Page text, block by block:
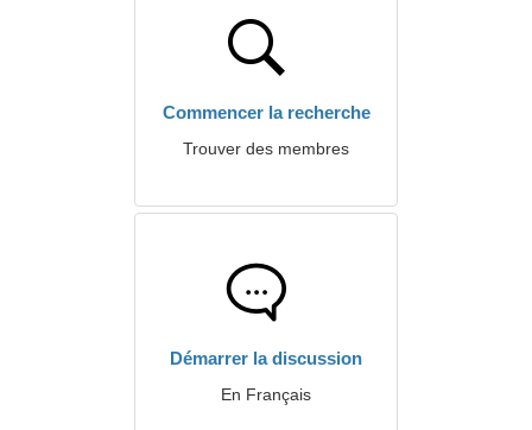
Commencer la recherche
Trouver des membres
Démarrer la discussion
En Français